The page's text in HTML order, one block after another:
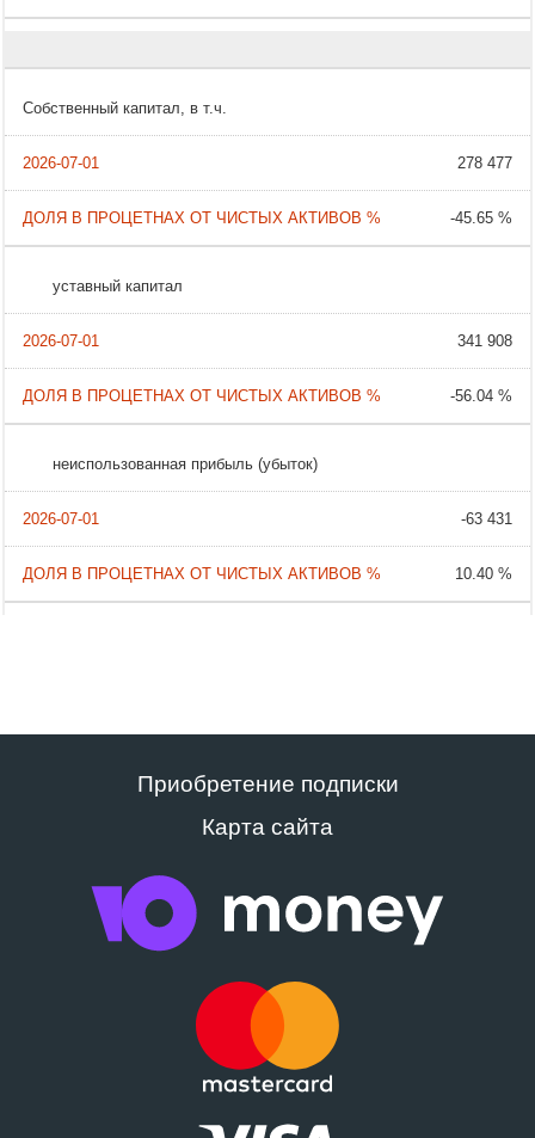
Собственный капитал, в т.ч.
278 477
-45.65 %
уставный капитал
341 908
-56.04 %
неиспользованная прибыль (убыток)
-63 431
10.40 %
Приобретение подписки
Карта сайта